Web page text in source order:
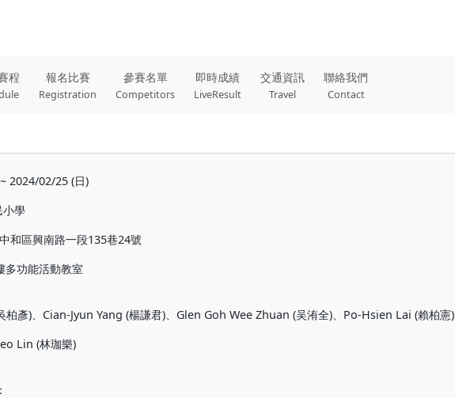
程 報名比賽
Registration
參賽名單
Competitors
即時成績
LiveResult
交通資訊
Travel
聯絡我們
Contact
2024/02/25 (日)
小學
和區興南路一段135巷24號
多功能活動教室
柏彥)、Cian-Jyun Yang (楊謙君)、Glen Goh Wee Zhuan (吴洧全)、Po-Hsien Lai (賴柏憲)
Lin (林珈樂)
：